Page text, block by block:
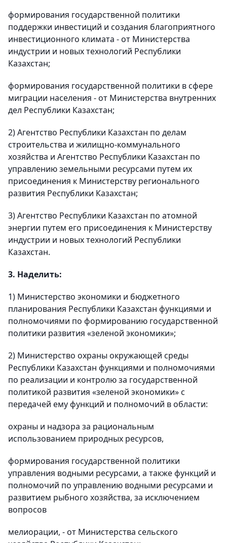
формирования государственной политики
поддержки инвестиций и создания благоприятного
инвестиционного климата - от Министерства
индустрии и новых технологий Республики
Казахстан;
формирования государственной политики в сфере
миграции населения - от Министерства внутренних
дел Республики Казахстан;
2) Агентство Республики Казахстан по делам
строительства и жилищно-коммунального
хозяйства и Агентство Республики Казахстан по
управлению земельными ресурсами путем их
присоединения к Министерству регионального
развития Республики Казахстан;
3) Агентство Республики Казахстан по атомной
энергии путем его присоединения к Министерству
индустрии и новых технологий Республики
Казахстан.
3. Наделить:
1) Министерство экономики и бюджетного
планирования Республики Казахстан функциями и
полномочиями по формированию государственной
политики развития «зеленой экономики»;
2) Министерство охраны окружающей среды
Республики Казахстан функциями и полномочиями
по реализации и контролю за государственной
политикой развития «зеленой экономики» с
передачей ему функций и полномочий в области:
охраны и надзора за рациональным
использованием природных ресурсов,
формирования государственной политики
управления водными ресурсами, а также функций и
полномочий по управлению водными ресурсами и
развитием рыбного хозяйства, за исключением
вопросов
мелиорации, - от Министерства сельского